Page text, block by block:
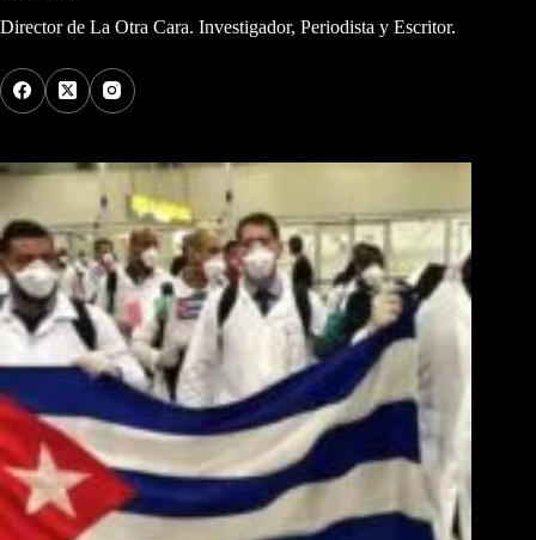
Director de La Otra Cara. Investigador, Periodista y Escritor.